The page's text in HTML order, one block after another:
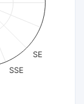
SE
SSE